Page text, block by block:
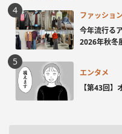
ファッション
今年流行る
2026年秋冬
エンタメ
【第43回